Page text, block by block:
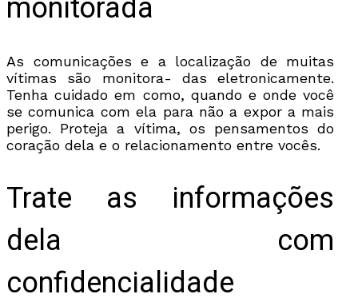
As comunicações e a localização de muitas
vítimas são monitora- das eletronicamente.
Tenha cuidado em como, quando e onde você
se comunica com ela para não a expor a mais
perigo. Proteja a vítima, os pensamentos do
coração dela e o relacionamento entre vocês.
Trate as informações
dela com
confidencialidade